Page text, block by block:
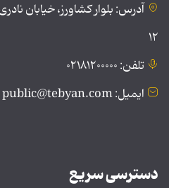
آدرس: بلوار کشاورز، خیابان
۱۲
تلفن: ۰۲۱۸۱۲۰۰۰۰۰
ایمیل: public@tebyan.com
دسترسی سریع